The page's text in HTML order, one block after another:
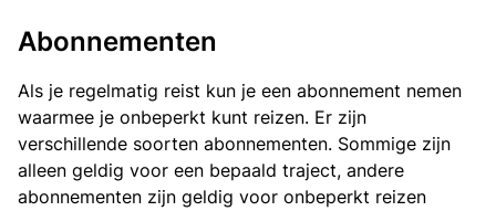
Abonnementen
Als je regelmatig reist kun je een abonnement nemen
waarmee je onbeperkt kunt reizen. Er zijn
verschillende soorten abonnementen. Sommige zijn
alleen geldig voor een bepaald traject, andere
abonnementen zijn geldig voor onbeperkt reizen